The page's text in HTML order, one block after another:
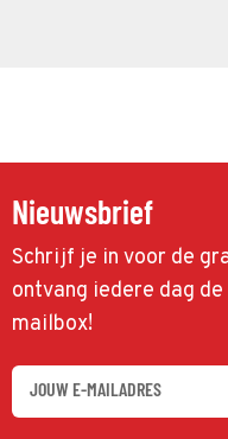
Nieuwsbrief
Schrijf je in voor de
ontvang iedere dag
mailbox!